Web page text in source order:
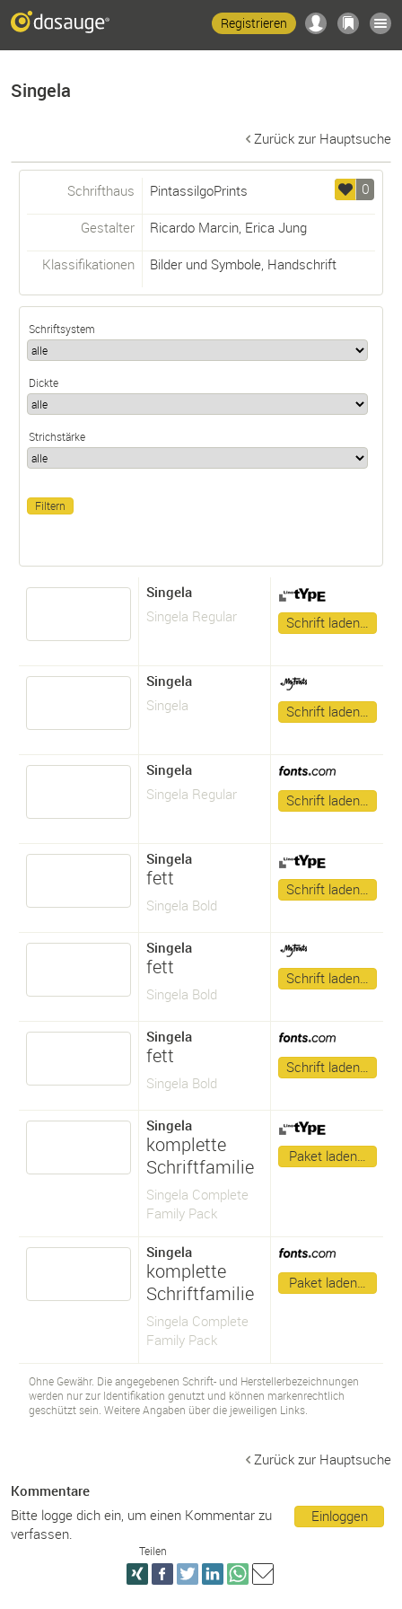
Registrieren
Singela
Zurück zur Hauptsuche
0
Schrifthaus PintassilgoPrints
Gestalter Ricardo Marcin, Erica Jung
Klassifikationen Bilder und Symbole, Handschrift
Schriftsystem
Dickte
Strichstärke
Singela
Singela Regular
Schrift laden…
Singela
Singela
Schrift laden…
Singela
Singela Regular
Schrift laden…
Singela
fett
Singela Bold
Schrift laden…
Singela
fett
Singela Bold
Schrift laden…
Singela
fett
Singela Bold
Schrift laden…
Singela
komplette
Schriftfamilie
Singela Complete
Family Pack
Paket laden…
Singela
komplette
Schriftfamilie
Singela Complete
Family Pack
Paket laden…
Ohne Gewähr. Die angegebenen Schrift- und Herstellerbezeichnungen
werden nur zur Identifikation genutzt und können markenrechtlich
geschützt sein. Weitere Angaben über die jeweiligen Links.
Zurück zur Hauptsuche
Kommentare
Einloggen
Bitte logge dich ein, um einen Kommentar zu
verfassen.
Teilen